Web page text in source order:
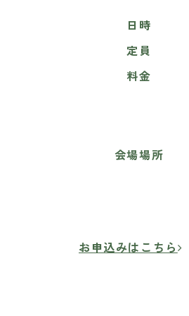
日時
定員
料金
会場場所
お申込みはこちら